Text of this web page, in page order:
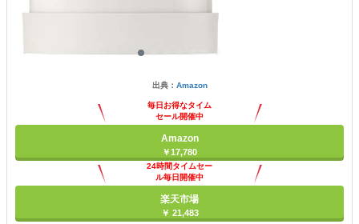
出典： Amazon
毎日お得なタイム
セール開催中
Amazon
￥17,780
24時間タイムセー
ル毎日開催中
楽天市場
￥ 21,483